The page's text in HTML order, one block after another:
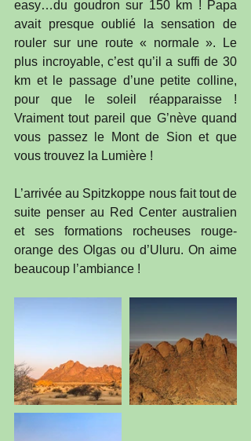
easy…du goudron sur 150 km ! Papa
avait presque oublié la sensation de
rouler sur une route « normale ». Le
plus incroyable, c’est qu’il a suffi de 30
km et le passage d’une petite colline,
pour que le soleil réapparaisse !
Vraiment tout pareil que G’nève quand
vous passez le Mont de Sion et que
vous trouvez la Lumière !
L’arrivée au Spitzkoppe nous fait tout de
suite penser au Red Center australien
et ses formations rocheuses rouge-
orange des Olgas ou d’Uluru. On aime
beaucoup l’ambiance !